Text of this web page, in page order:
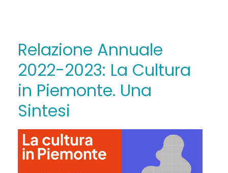
Relazione Annuale
2022-2023: La Cultura
in Piemonte. Una
Sintesi